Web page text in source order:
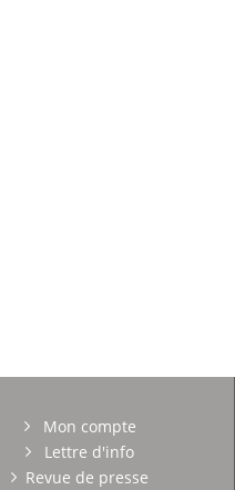
Mon compte
Lettre d'info
Revue de presse